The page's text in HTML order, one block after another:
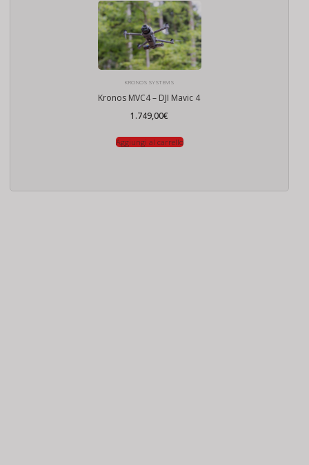
KRONOS SYSTEMS
Kronos MVC4 – DJI Mavic 4
1.749,00€
Aggiungi al carrello